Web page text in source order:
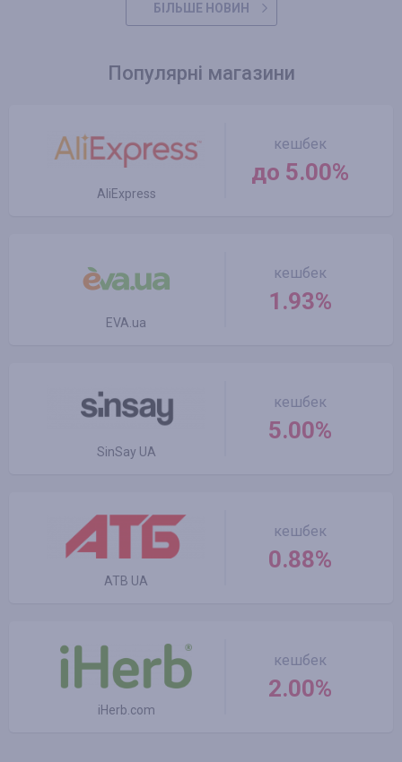
БІЛЬШЕ НОВИН
Популярні магазини
AliExpress
кешбек
до 5.00%
EVA.ua
кешбек
1.93%
SinSay UA
кешбек
5.00%
ATB UA
кешбек
0.88%
iHerb.com
кешбек
2.00%